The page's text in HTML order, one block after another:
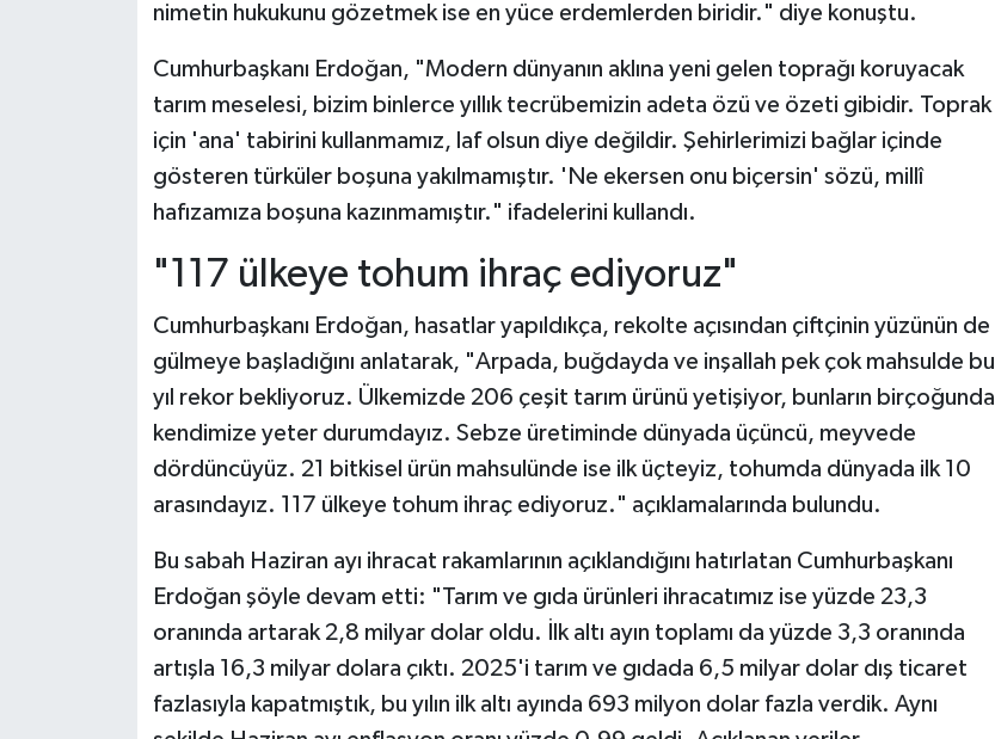
nimetin hukukunu gözetmek ise en yüce erdemlerden biridir." diye konuştu.
Cumhurbaşkanı Erdoğan, "Modern dünyanın aklına yeni gelen toprağı koruyacak
tarım meselesi, bizim binlerce yıllık tecrübemizin adeta özü ve özeti gibidir. Toprak
için 'ana' tabirini kullanmamız, laf olsun diye değildir. Şehirlerimizi bağlar içinde
gösteren türküler boşuna yakılmamıştır. 'Ne ekersen onu biçersin' sözü, millî
hafızamıza boşuna kazınmamıştır." ifadelerini kullandı.
"117 ülkeye tohum ihraç ediyoruz"
Cumhurbaşkanı Erdoğan, hasatlar yapıldıkça, rekolte açısından çiftçinin yüzünün de
gülmeye başladığını anlatarak, "Arpada, buğdayda ve inşallah pek çok mahsulde bu
yıl rekor bekliyoruz. Ülkemizde 206 çeşit tarım ürünü yetişiyor, bunların birçoğunda
kendimize yeter durumdayız. Sebze üretiminde dünyada üçüncü, meyvede
dördüncüyüz. 21 bitkisel ürün mahsulünde ise ilk üçteyiz, tohumda dünyada ilk 10
arasındayız. 117 ülkeye tohum ihraç ediyoruz." açıklamalarında bulundu.
Bu sabah Haziran ayı ihracat rakamlarının açıklandığını hatırlatan Cumhurbaşkanı
Erdoğan şöyle devam etti: "Tarım ve gıda ürünleri ihracatımız ise yüzde 23,3
oranında artarak 2,8 milyar dolar oldu. İlk altı ayın toplamı da yüzde 3,3 oranında
artışla 16,3 milyar dolara çıktı. 2025'i tarım ve gıdada 6,5 milyar dolar dış ticaret
fazlasıyla kapatmıştık, bu yılın ilk altı ayında 693 milyon dolar fazla verdik. Aynı